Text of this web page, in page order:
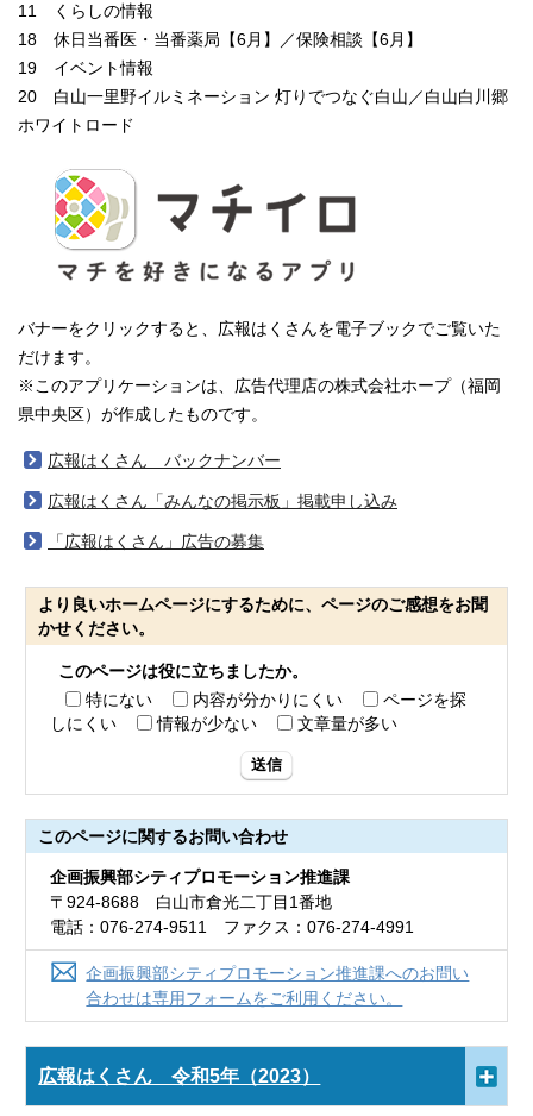
11 くらしの情報
18 休日当番医・当番薬局【6月】／保険相談【6月】
19 イベント情報
20 白山一里野イルミネーション 灯りでつなぐ白山／白山白川郷
ホワイトロード
バナーをクリックすると、広報はくさんを電子ブックでご覧いた
だけます。
※このアプリケーションは、広告代理店の株式会社ホープ（福岡
県中央区）が作成したものです。
広報はくさん バックナンバー
広報はくさん「みんなの掲示板」掲載申し込み
「広報はくさん」広告の募集
より良いホームページにするために、ページのご感想をお聞
かせください。
このページは役に立ちましたか。
特にない
内容が分かりにくい
ページを探
しにくい
情報が少ない 文章量が多い
送信
このページに関するお問い合わせ
企画振興部シティプロモーション推進課
〒924-8688 白山市倉光二丁目1番地
電話：076-274-9511 ファクス：076-274-4991
企画振興部シティプロモーション推進課へのお問い
合わせは専用フォームをご利用ください。
広報はくさん 令和5年（2023）